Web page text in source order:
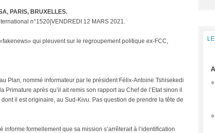
PARIS, BRUXELLES.
n°1520|VENDREDI 12 MARS 2021.
qui pleuvent sur le regroupement politique ex-FCC,
au Plan, nommé informateur par le président Félix-Antoine Tshisekedi
après qu’il ait remis son rapport au Chef de l’Etat sinon il
il est originaire, au Sud-Kivu. Pas question de prendre la tête de
informe formellement que sa mission s’arrêterait à l’identification